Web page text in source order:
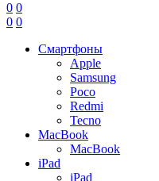
0 0
0 0
Смартфоны
Apple
Samsung
Poco
Redmi
Tecno
MacBook
MacBook
iPad
iPad